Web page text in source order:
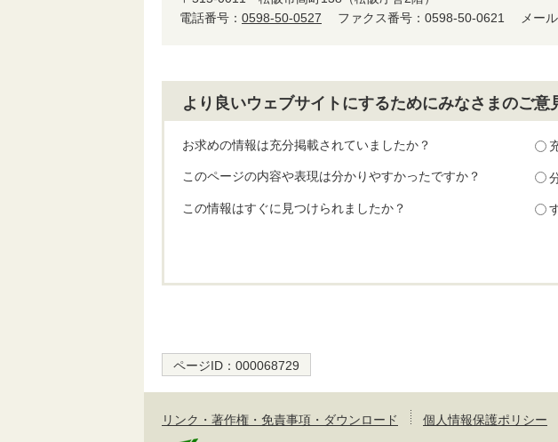
電話番号： 0598-50-0527 ファクス番号：0598-50-0621 メー
より良いウェブサイトにするためにみなさまのご意
お求めの情報は充分掲載されていましたか？
このページの内容や表現は分かりやすかったですか？
この情報はすぐに見つけられましたか？
ページID： 000068729
リンク・著作権・免責事項・ダウンロード 個人情報保護ポリシー